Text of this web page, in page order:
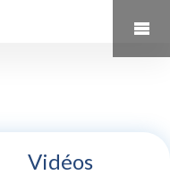
Vidéos